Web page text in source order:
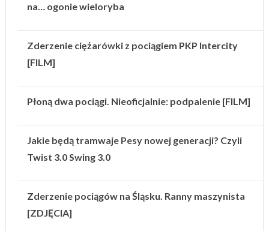
na… ogonie wieloryba
Zderzenie ciężarówki z pociągiem PKP Intercity
[FILM]
Płoną dwa pociągi. Nieoficjalnie: podpalenie [FILM]
Jakie będą tramwaje Pesy nowej generacji? Czyli
Twist 3.0 Swing 3.0
Zderzenie pociągów na Śląsku. Ranny maszynista
[ZDJĘCIA]